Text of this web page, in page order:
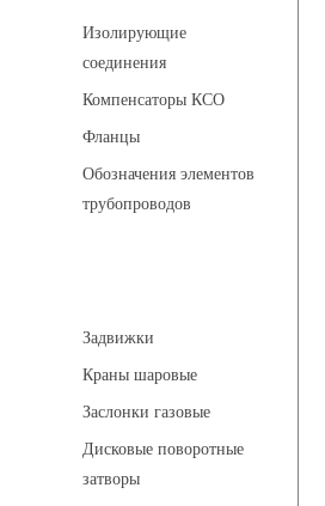
Изолирующие
соединения
Компенсаторы КСО
Фланцы
Обозначения элементов
трубопроводов
Задвижки
Краны шаровые
Заслонки газовые
Дисковые поворотные
затворы